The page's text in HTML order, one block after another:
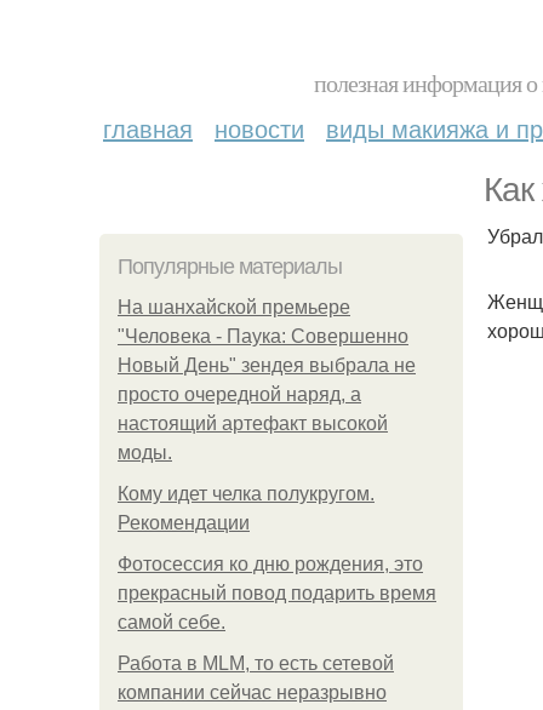
полезная информация
главная новости виды макияжа и
Популярные материалы
На шанхайской премьере
"Человека - Паука: Совершенно
Новый День" зендея выбрала не
просто очередной наряд, а
настоящий артефакт высокой
моды.
Кому идет челка полукругом.
Рекомендации
Фотосессия ко дню рождения, это
прекрасный повод подарить время
самой себе.
Работа в MLM, то есть сетевой
компании сейчас неразрывно